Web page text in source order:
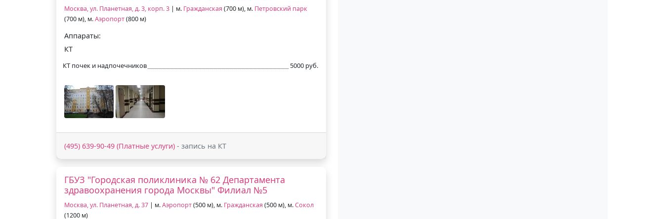
Москва, ул. Планетная, д. 3, корп. 3 | м. Гражданская (700 м), м. Петровский парк
(700 м), м.Аэропорт(800 м)
Аппараты:
КТ
КТ почек и надпочечников 5000 руб.
(495) 639-90-49 (Платные услуги) - запись на КТ
ГБУЗ "Городская поликлиника № 62 Департамента
здравоохранения города Москвы" Филиал №5
Москва, ул. Планетная, д. 37 | м.Аэропорт(500 м), м. Гражданская (500 м), м.Сокол
(1200 м)